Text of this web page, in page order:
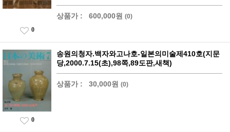
상품가 : 600,000원 (0)
0
송원의청자.백자와고나호-일본의미술제410호(지문
당,2000.7.15(초),98쪽,89도판,새책)
상품가 : 30,000원 (0)
0